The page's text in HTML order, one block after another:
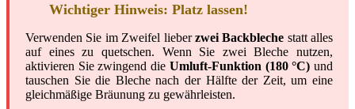
Wichtiger Hinweis: Platz lassen!
Verwenden Sie im Zweifel lieberzwei Backbleche statt alles
auf eines zu quetschen. Wenn Sie zwei Bleche nutzen,
aktivieren Sie zwingend die Umluft-Funktion (180 °C) und
tauschen Sie die Bleche nach der Hälfte der Zeit, um eine
gleichmäßige Bräunung zu gewährleisten.